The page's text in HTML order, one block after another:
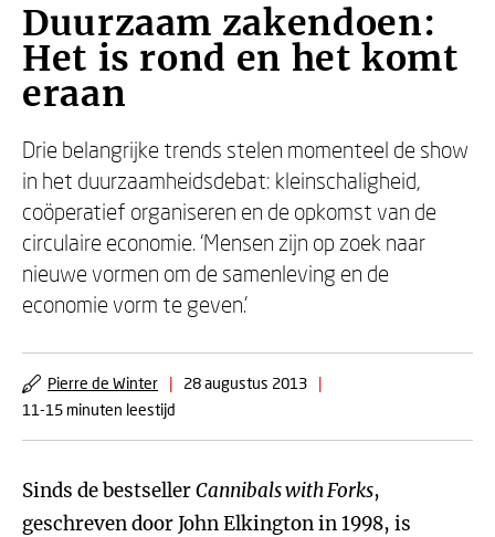
Duurzaam zakendoen:
Het is rond en het komt
eraan
Drie belangrijke trends stelen momenteel de show
in het duurzaamheidsdebat: kleinschaligheid,
coöperatief organiseren en de opkomst van de
circulaire economie. ‘Mensen zijn op zoek naar
nieuwe vormen om de samenleving en de
economie vorm te geven.’
Pierre de Winter | 28 augustus 2013
|
11-15 minuten leestijd
Sinds de bestsellerCannibals with Forks,
geschreven door John Elkington in 1998, is